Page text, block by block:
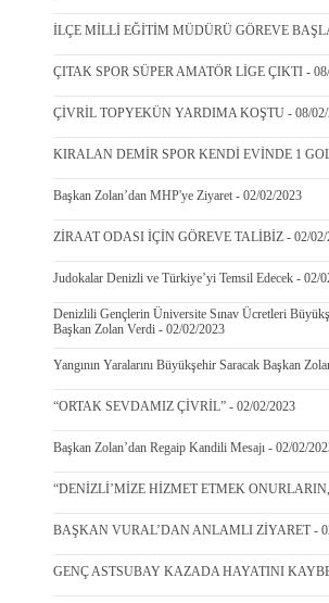
İLÇE MİLLİ EĞİTİM MÜDÜRÜ GÖREVE
ÇITAK SPOR SÜPER AMATÖR LİGE ÇIKTI -
ÇİVRİL TOPYEKÜN YARDIMA KOŞTU - 08/02/
KIRALAN DEMİR SPOR KENDİ EVİNDE 1
Başkan Zolan’dan MHP'ye Ziyaret - 02/02/2023
ZİRAAT ODASI İÇİN GÖREVE TALİBİZ - 02/02/
Judokalar Denizli ve Türkiye’yi Temsil Edecek - 02/
Denizlili Gençlerin Üniversite Sınav Ücretleri
Başkan Zolan Verdi - 02/02/2023
Yangının Yaralarını Büyükşehir Saracak Başkan
“ORTAK SEVDAMIZ ÇİVRİL” - 02/02/2023
Başkan Zolan’dan Regaip Kandili Mesajı - 02/02/
“DENİZLİ’MİZE HİZMET ETMEK
BAŞKAN VURAL’DAN ANLAMLI ZİYARET -
GENÇ ASTSUBAY KAZADA HAYATINI